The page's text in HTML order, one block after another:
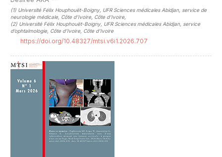
(1) Université Félix Houphouët-Boigny, UFR Sciences médicales Abidjan, service de
neurologie médicale, Côte d’Ivoire, Côte d'Ivoire,
(2) Université Félix Houphouët-Boigny, UFR Sciences médicales Abidjan, service
d’ophtalmologie, Côte d’Ivoire, Côte d'Ivoire
https://doi.org/10.48327/mtsi.v6i1.2026.707